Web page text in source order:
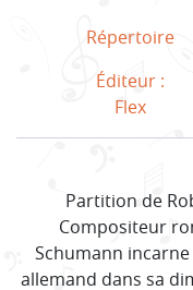
Répertoire
Éditeur :
Flex
Partition de
Compositeur
Schumann
allemand dans sa